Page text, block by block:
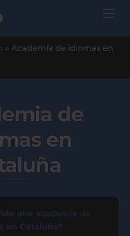
» Academia de idiomas en
de
en
una academia de
en Cataluña?